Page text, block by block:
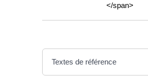
</span>
Textes de référence